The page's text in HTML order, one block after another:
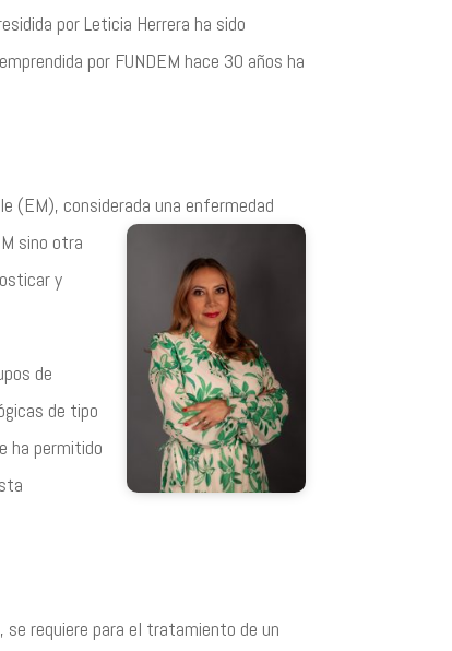
por Leticia Herrera ha sido
por FUNDEM hace 30 años ha
(EM), considerada una enfermedad
sino otra
y
de
de tipo
ha permitido
requiere para el tratamiento de un